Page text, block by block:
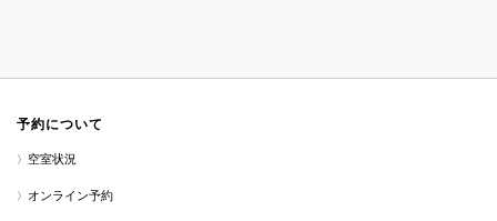
予約について
空室状況
オンライン予約